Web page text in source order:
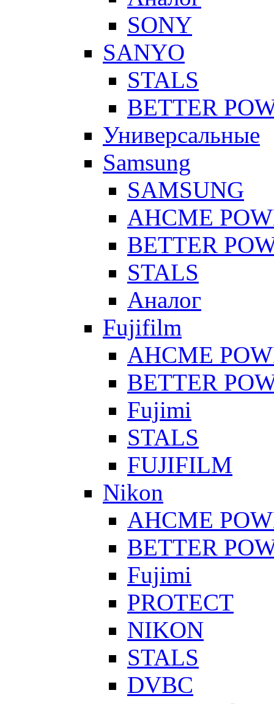
SONY
SANYO
STALS
BETTER
Универсальные
Samsung
SAMSUNG
AHCME
BETTER
STALS
Аналог
Fujifilm
AHCME
BETTER
Fujimi
STALS
FUJIFILM
Nikon
AHCME
BETTER
Fujimi
PROTECT
NIKON
STALS
DVBC